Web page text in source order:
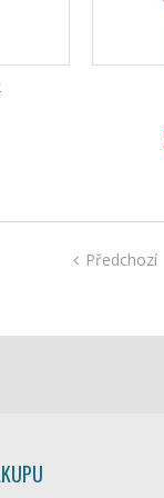
Předchozí